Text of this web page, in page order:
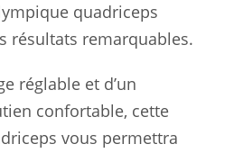
quadriceps
résultats remarquables.
réglable et d’un
confortable, cette
vous permettra